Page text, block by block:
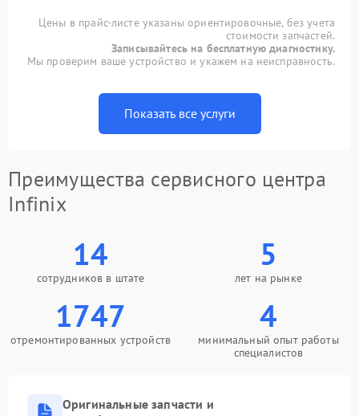
Цены в прайс-листе указаны ориентировочные, без учета
стоимости запчастей.
Записывайтесь на бесплатную диагностику.
Мы проверим ваше устройство и укажем на неисправность.
Показать все услуги
Преимущества сервисного центра
Infinix
14
сотрудников в штате
5
лет на рынке
1747
отремонтированных устройств
4
минимальный опыт работы
специалистов
Оригинальные запчасти и